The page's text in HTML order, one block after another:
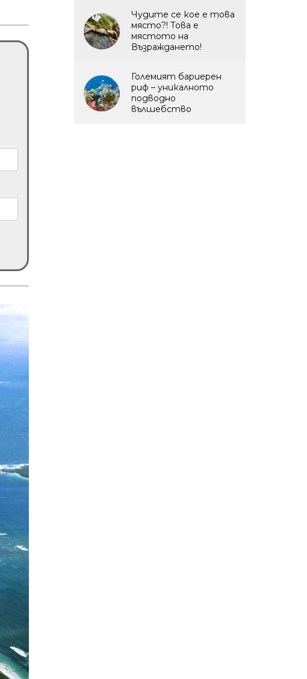
Чудите се кое е това
място?! Това е
мястото на
Възраждането!
Големият бариерен
риф – уникалното
подводно
вълшебство